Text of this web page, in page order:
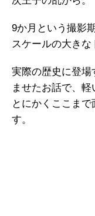
9か月という撮影
スケールの大きな
実際の歴史に登場
ませたお話で、軽
とにかくここま
す。